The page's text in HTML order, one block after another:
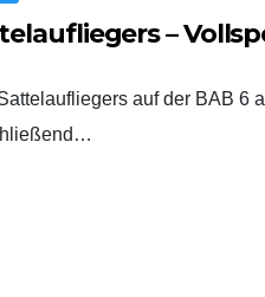
–
auf der BAB 6